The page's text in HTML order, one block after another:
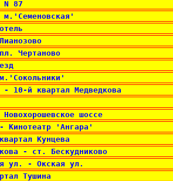
N 87
м.'Семеновская'
Чертаново
- 10-й квартал Медведкова
шоссе
Кинотеатр 'Ангара'
Кунцева
- ст. Бескудниково
ул. - Окская ул.
Тушина